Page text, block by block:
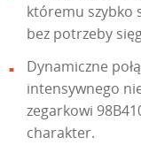
któremu szybko
bez potrzeby
Dynamiczne
intensywnego
zegarkowi
charakter.